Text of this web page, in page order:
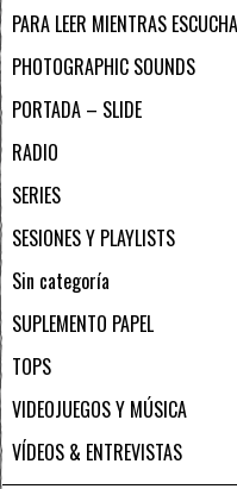
PARA LEER MIENTRAS
PHOTOGRAPHIC SOUNDS
PORTADA – SLIDE
RADIO
SERIES
SESIONES Y PLAYLISTS
Sin categoría
SUPLEMENTO PAPEL
TOPS
VIDEOJUEGOS Y MÚSICA
VÍDEOS & ENTREVISTAS